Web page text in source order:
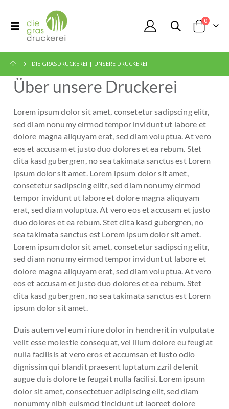
Toggle
Nav
Cart
0Artikel
DIE GRASDRUCKEREI | UNSERE DRUCKEREI
Über unsere Druckerei
Lorem ipsum dolor sit amet, consetetur sadipscing elitr,
sed diam nonumy eirmod tempor invidunt ut labore et
dolore magna aliquyam erat, sed diam voluptua. At vero
eos et accusam et justo duo dolores et ea rebum. Stet
clita kasd gubergren, no sea takimata sanctus est Lorem
ipsum dolor sit amet. Lorem ipsum dolor sit amet,
consetetur sadipscing elitr, sed diam nonumy eirmod
tempor invidunt ut labore et dolore magna aliquyam
erat, sed diam voluptua. At vero eos et accusam et justo
duo dolores et ea rebum. Stet clita kasd gubergren, no
sea takimata sanctus est Lorem ipsum dolor sit amet.
Lorem ipsum dolor sit amet, consetetur sadipscing elitr,
sed diam nonumy eirmod tempor invidunt ut labore et
dolore magna aliquyam erat, sed diam voluptua. At vero
eos et accusam et justo duo dolores et ea rebum. Stet
clita kasd gubergren, no sea takimata sanctus est Lorem
ipsum dolor sit amet.
Duis autem vel eum iriure dolor in hendrerit in vulputate
velit esse molestie consequat, vel illum dolore eu feugiat
nulla facilisis at vero eros et accumsan et iusto odio
dignissim qui blandit praesent luptatum zzril delenit
augue duis dolore te feugait nulla facilisi. Lorem ipsum
dolor sit amet, consectetuer adipiscing elit, sed diam
nonummy nibh euismod tincidunt ut laoreet dolore